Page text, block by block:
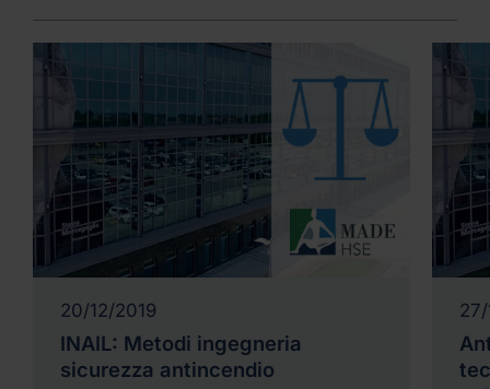
20/12/2019
INAIL: Metodi ingegneria
sicurezza antincendio
27/